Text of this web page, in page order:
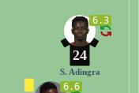
6.6
6.3
24
S. Adingra